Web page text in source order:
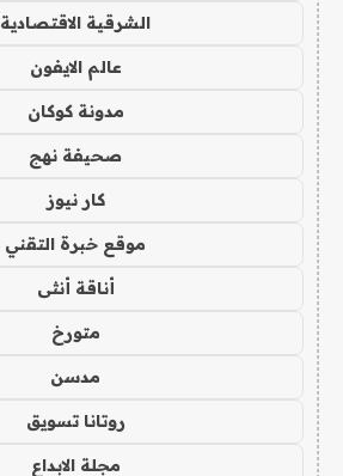
الشرقية الاقتصادية
عالم الايفون
مدونة كوكان
صحيفة نهج
كار نيوز
موقع خبرة التقني
أناقة أنثى
متورخ
مدسن
روتانا تسويق
مجلة الابداع